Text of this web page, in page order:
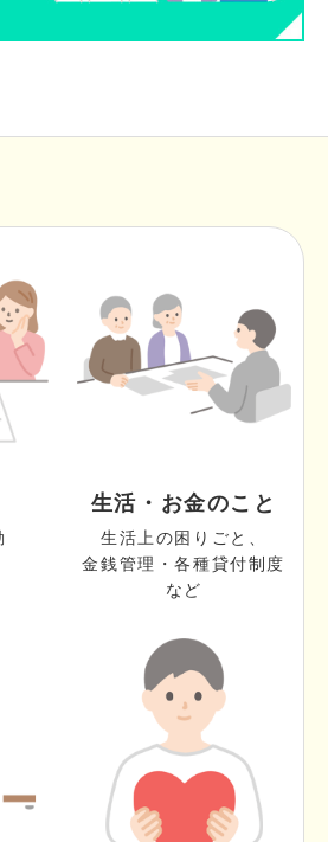
生活・お金のこと
生活上の困りごと、
金銭管理・各種貸付制度
など